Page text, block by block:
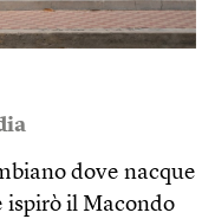
dove nacque
ispirò il Macondo